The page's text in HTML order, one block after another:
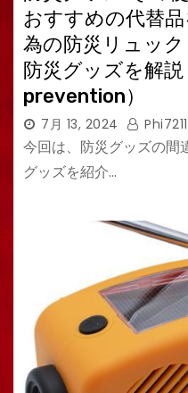
おすすめの代替
為の防災リュッ
防災グッズを解
prevention）
7月 13, 2024
今回は、防災グッズの間
グッズを紹介…